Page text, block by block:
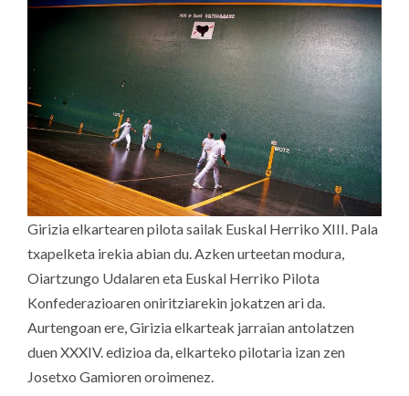
Girizia elkartearen pilota sailak Euskal Herriko XIII. Pala
txapelketa irekia abian du. Azken urteetan modura,
Oiartzungo Udalaren eta Euskal Herriko Pilota
Konfederazioaren oniritziarekin jokatzen ari da.
Aurtengoan ere, Girizia elkarteak jarraian antolatzen
duen XXXIV. edizioa da, elkarteko pilotaria izan zen
Josetxo Gamioren oroimenez.